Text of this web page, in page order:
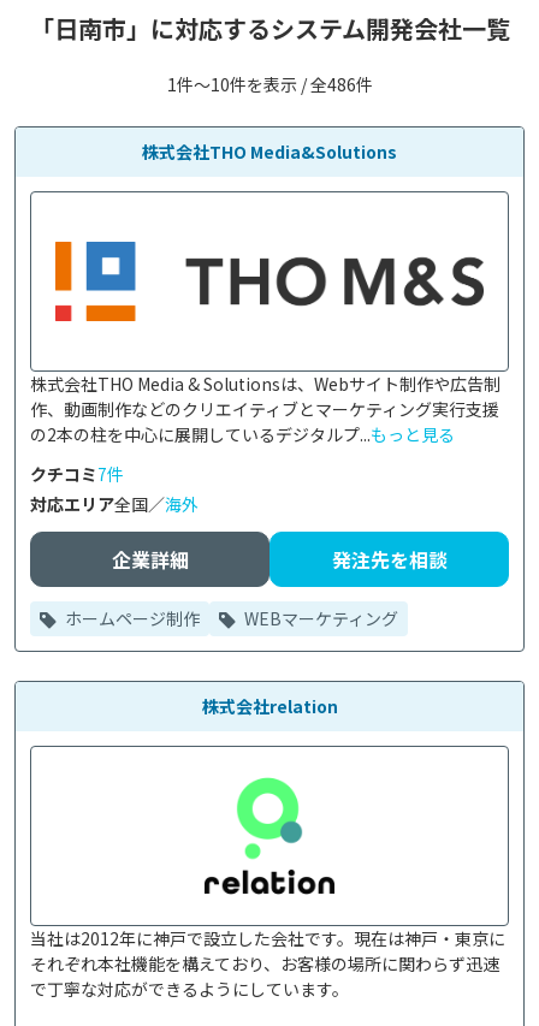
「日南市」に対応するシステム開発会社一覧
1件〜10件を表示 / 全486件
株式会社THO Media&Solutions
株式会社THO Media & Solutionsは、Webサイト制作や広告制
作、動画制作などのクリエイティブとマーケティング実行支援
の2本の柱を中心に展開しているデジタルプ...もっと見る
クチコミ7件
対応エリア全国／海外
企業詳細 発注先を相談
ホームページ制作 WEBマーケティング
株式会社relation
当社は2012年に神戸で設立した会社です。現在は神戸・東京に
それぞれ本社機能を構えており、お客様の場所に関わらず迅速
で丁寧な対応ができるようにしています。